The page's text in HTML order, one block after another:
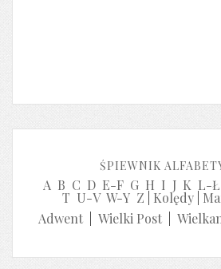
ŚPIEWNIK
A B C D E-F G H I J K L-Ł
T U-V W-Y Z Kolędy
Adwent| Wielki Post|